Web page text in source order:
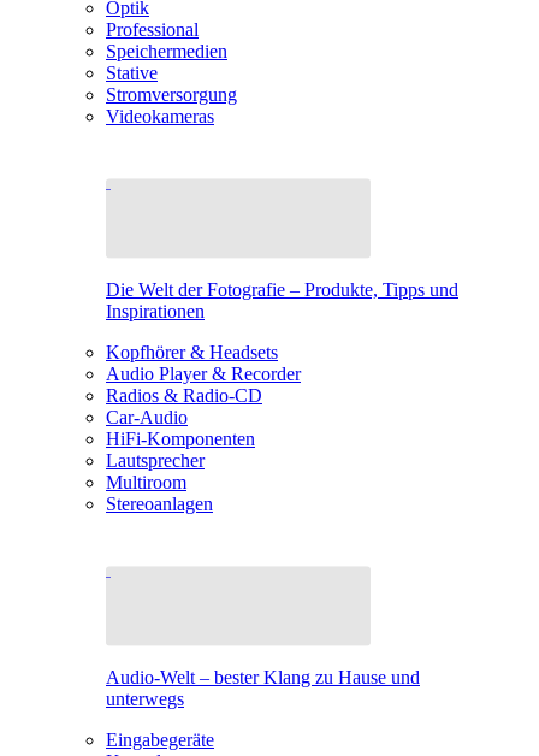
Optik
Professional
Speichermedien
Stative
Stromversorgung
Videokameras
Die Welt der Fotografie – Produkte, Tipps und
Inspirationen
Kopfhörer & Headsets
Audio Player & Recorder
Radios & Radio-CD
Car-Audio
HiFi-Komponenten
Lautsprecher
Multiroom
Stereoanlagen
Audio-Welt – bester Klang zu Hause und
unterwegs
Eingabegeräte